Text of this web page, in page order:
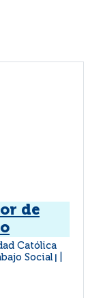
de
Católica
Social